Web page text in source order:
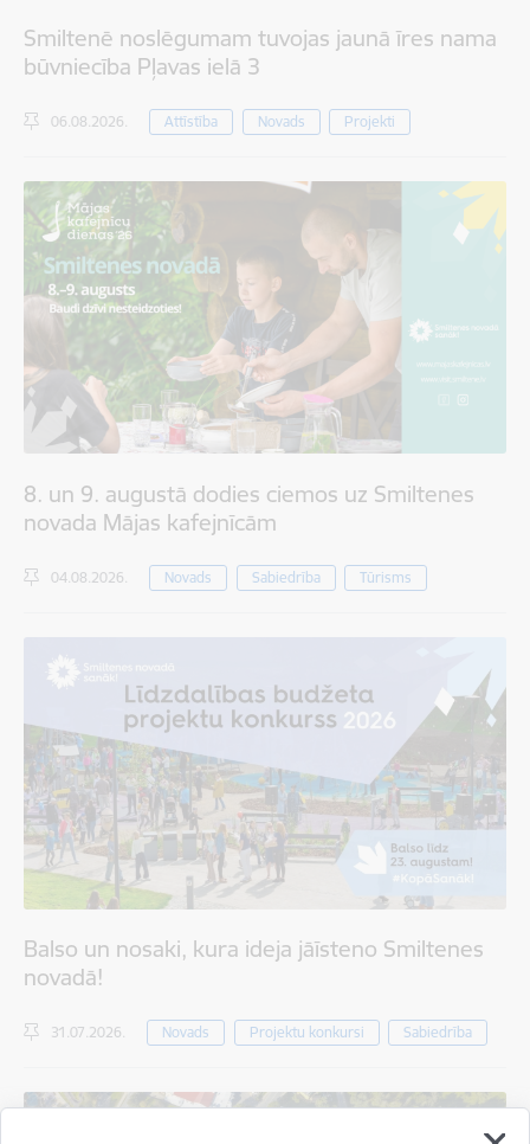
Smiltenē noslēgumam tuvojas jaunā īres nama
būvniecība Pļavas ielā 3
06.08.2026. Attīstība Novads Projekti
8. un 9. augustā dodies ciemos uz Smiltenes
novada Mājas kafejnīcām
04.08.2026. Novads Sabiedrība Tūrisms
Balso un nosaki, kura ideja jāīsteno Smiltenes
novadā!
31.07.2026. Novads Projektu konkursi Sabiedrība